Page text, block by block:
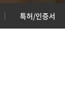
특허/인증서